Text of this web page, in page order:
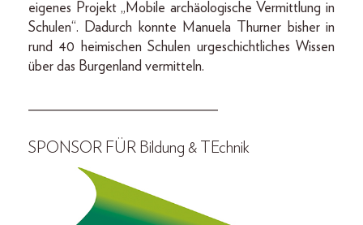
eigenes Projekt „Mobile archäologische Vermittlung in
Schulen“. Dadurch konnte Manuela Thurner bisher in
rund 40 heimischen Schulen urgeschichtliches Wissen
über das Burgenland vermitteln.
__________________________
SPONSOR FÜR Bildung & TEchnik